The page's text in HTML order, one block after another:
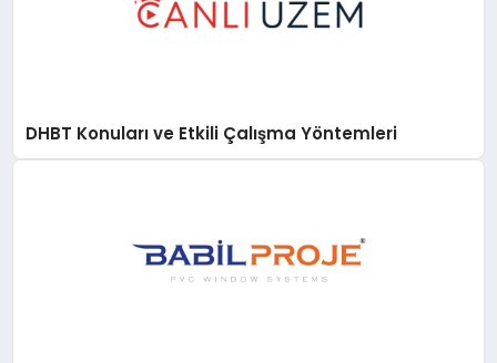
DHBT Konuları ve Etkili Çalışma Yöntemleri